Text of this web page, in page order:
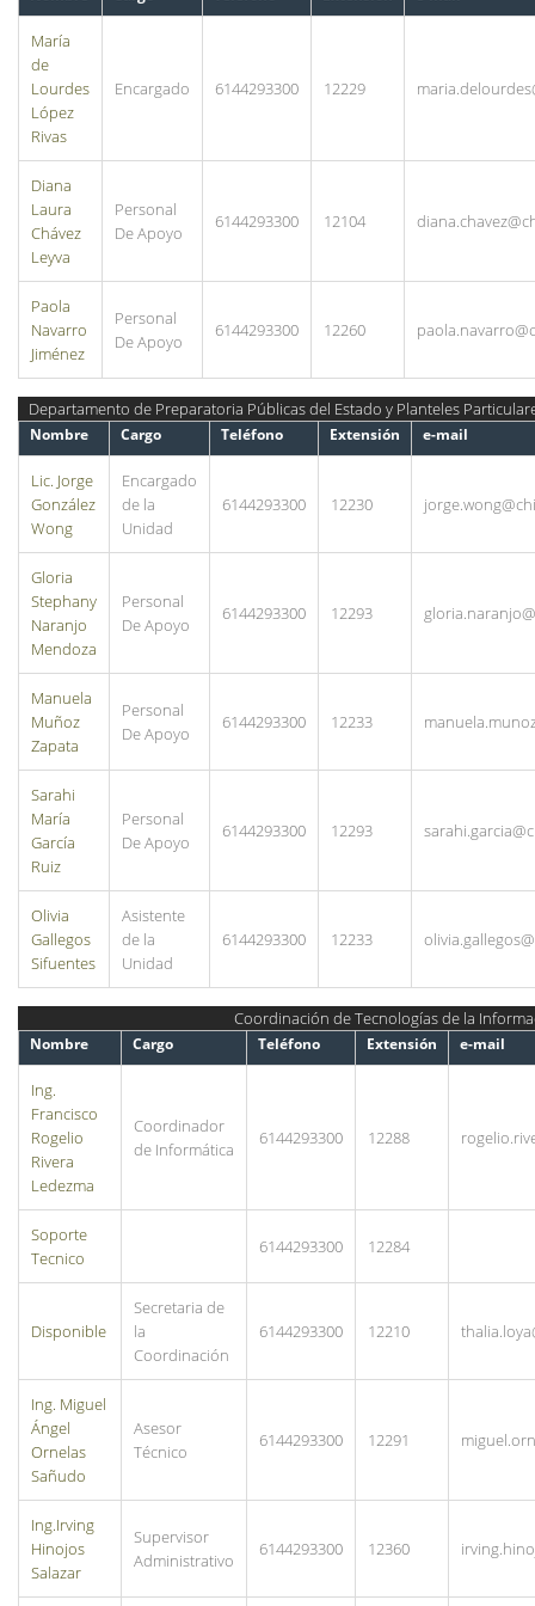
María
de
Lourdes
López
Rivas
Encargado 6144293300 12229
Diana
Laura
Chávez
Leyva
Personal
De Apoyo
6144293300 12104
Paola
Navarro
Jiménez
Personal
De Apoyo
6144293300 12260
Departamento de Preparatoria Públicas del Estado y Planteles
Nombre Cargo Teléfono Extensión e-mail
Lic. Jorge
González
Wong
Encargado
de la
Unidad
6144293300 12230
Gloria
Stephany
Naranjo
Mendoza
Personal
De Apoyo
6144293300 12293
Manuela
Muñoz
Zapata
Personal
De Apoyo
6144293300 12233
Sarahi
María
García
Ruiz
Personal
De Apoyo
6144293300 12293
Olivia
Gallegos
Sifuentes
Asistente
de la
Unidad
6144293300 12233
Coordinación de Tecnologías de la
Nombre Cargo Teléfono Extensión e-mail
Ing.
Francisco
Rogelio
Rivera
Ledezma
Coordinador
de Informática
6144293300 12288
Soporte
Tecnico
6144293300 12284
Disponible
Secretaria de
la
Coordinación
6144293300 12210
Ing. Miguel
Ángel
Ornelas
Sañudo
Asesor
Técnico
6144293300 12291
Ing.Irving
Hinojos
Salazar
Supervisor
Administrativo
6144293300 12360